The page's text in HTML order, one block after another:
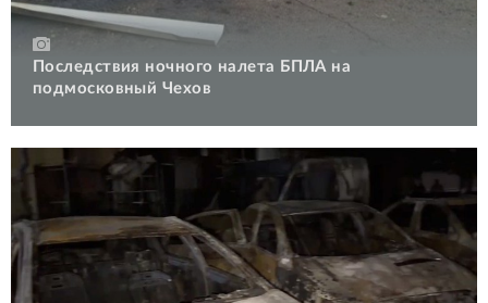
Последствия ночного налета БПЛА на
подмосковный Чехов